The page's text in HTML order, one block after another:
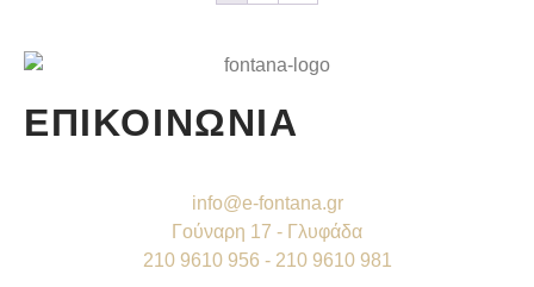
ΕΠΙΚΟΙΝΩΝΙΑ
info@e-fontana.gr
Γούναρη 17 - Γλυφάδα
210 9610 956 - 210 9610 981